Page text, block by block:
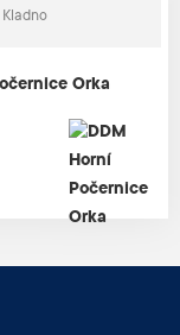
Orka